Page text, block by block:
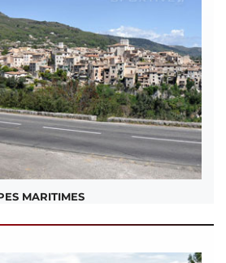
MARITIMES